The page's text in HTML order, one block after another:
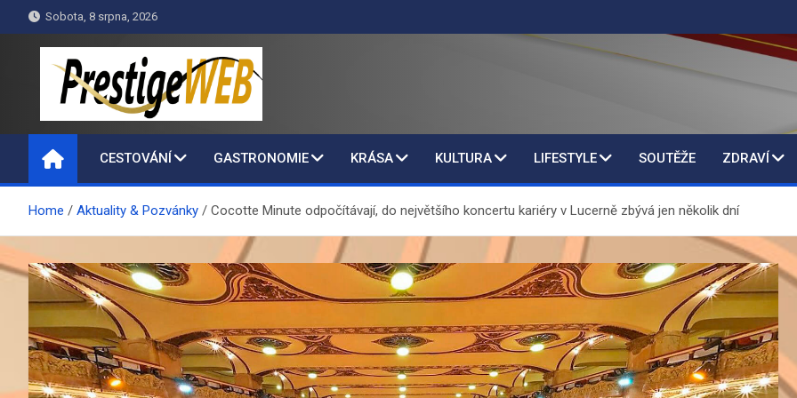
to
Sobota, 8 srpna, 2026
PrestigeWEB
CESTOVÁNÍ GASTRONOMIE KRÁSA KULTURA LIFESTYLE SOUTĚŽE ZDRAVÍ
Home Aktuality & Pozvánky Cocotte Minute odpočítávají, do největšího koncertu kariéry v Lucerně zbývá jen několik dní